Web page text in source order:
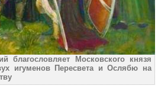
благословляет Московского князя
игуменов Пересвета и Ослябю на